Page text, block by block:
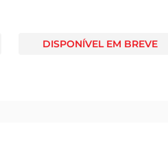
DISPONÍVEL EM BREVE